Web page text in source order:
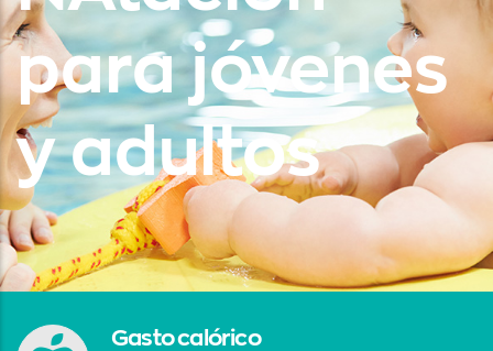
para jóvenes
y adultos
Gasto calórico